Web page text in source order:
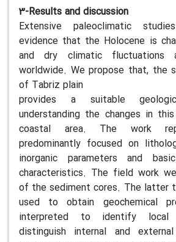
3-Results and discussion
Extensive paleoclimatic
evidence that the Holocene is
and dry climatic fluctuations
worldwide. We propose that, the
of Tabriz plain
provides a suitable
understanding the changes in
coastal area. The work
predominantly focused on
inorganic parameters and
characteristics. The field work
of the sediment cores. The latter
used to obtain geochemical
interpreted to identify local
distinguish internal and